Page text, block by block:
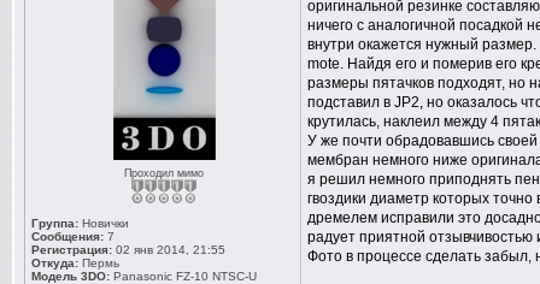
Проходил мимо
Группа: Новички
Сообщения: 7
Регистрация: 02 янв 2014, 21:55
Откуда: Пермь
Модель 3DO: Panasonic FZ-10 NTSC-U
оригинальной резинке
ничего с аналогичной посадкой
внутри окажется нужный
mote. Найдя его и померив его
размеры пятачков подходят, но
подставил в JP2, но оказалось
крутилась, наклеил между 4
У же почти обрадовавшись своей
мембран немного ниже
я решил немного приподнять
гвоздики диаметр которых
дремелем исправили это
радует приятной отзывчивостью
Фото в процессе сделать